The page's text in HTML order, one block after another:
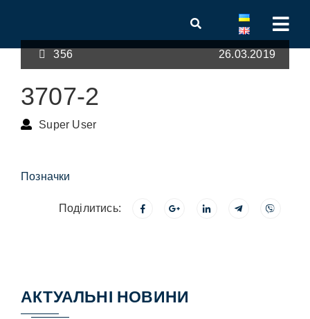
356 26.03.2019
3707-2
Super User
Позначки
Поділитись:
АКТУАЛЬНІ НОВИНИ